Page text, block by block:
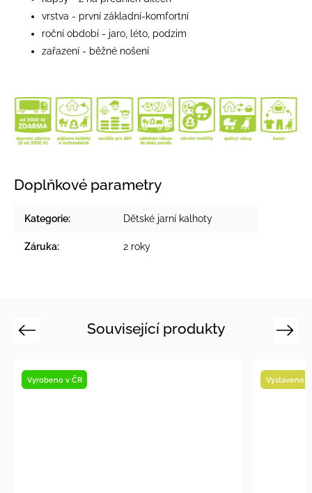
vrstva - první základní-komfortní
roční období - jaro, léto, podzim
zařazení - běžné nošení
Doplňkové parametry
Kategorie: Dětské jarní kalhoty
Záruka: 2 roky
Související produkty
Previous
Vyrobeno v ČR Vystaveno
Next